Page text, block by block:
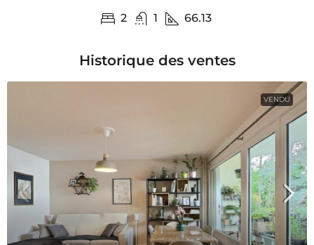
2 1 66.13
Historique des ventes
VENDU